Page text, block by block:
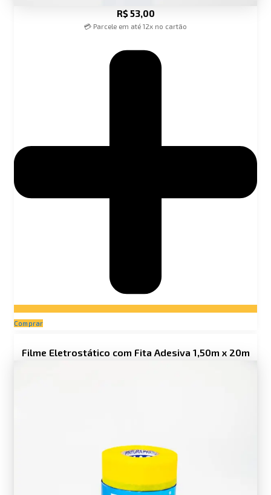
R$53,00
💳 Parcele em até 12x no cartão
Comprar
Filme Eletrostático com Fita Adesiva 1,50m x 20m